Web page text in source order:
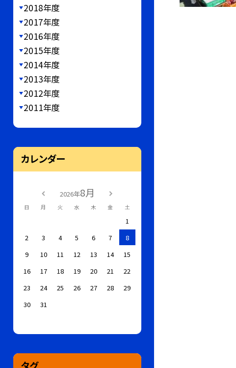
2018年度
2017年度
2016年度
2015年度
2014年度
2013年度
2012年度
2011年度
カレンダー
2026年8月
日 月 火 水 木 金 土
1
2
3 4 5 6 7
8
9
10 11 12 13 14
15
16
17 18 19 20 21
22
23
24 25 26 27 28
29
30
31